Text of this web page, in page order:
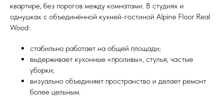
квартире, без порогов между комнатами. В студиях и
однушках с объединённой кухней-гостиной Alpine Floor Real
Wood:
стабильно работает на общей площади;
выдерживает кухонные «проливы», стулья, частые
уборки;
визуально объединяет пространство и делает ремонт
более цельным.